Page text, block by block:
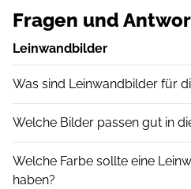
Fragen und
Leinwandbilder
Was sind Leinwandbilder für
Welche Bilder passen gut in
Welche Farbe sollte eine
haben?